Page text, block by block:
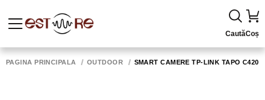
CautăCoș
PAGINA PRINCIPALĂ OUTDOOR SMART CAMERE TP-LINK TAPO